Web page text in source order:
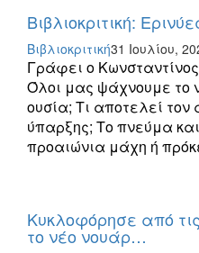
Βιβλιοκριτική:
Βιβλιοκριτική31 Ιουλίου,
Γράφει ο
Όλοι μας ψάχνουμε το
ουσία; Τι αποτελεί τον
ύπαρξης; Το πνεύμα
προαιώνια μάχη ή
Κυκλοφόρησε από
το νέο νουάρ…